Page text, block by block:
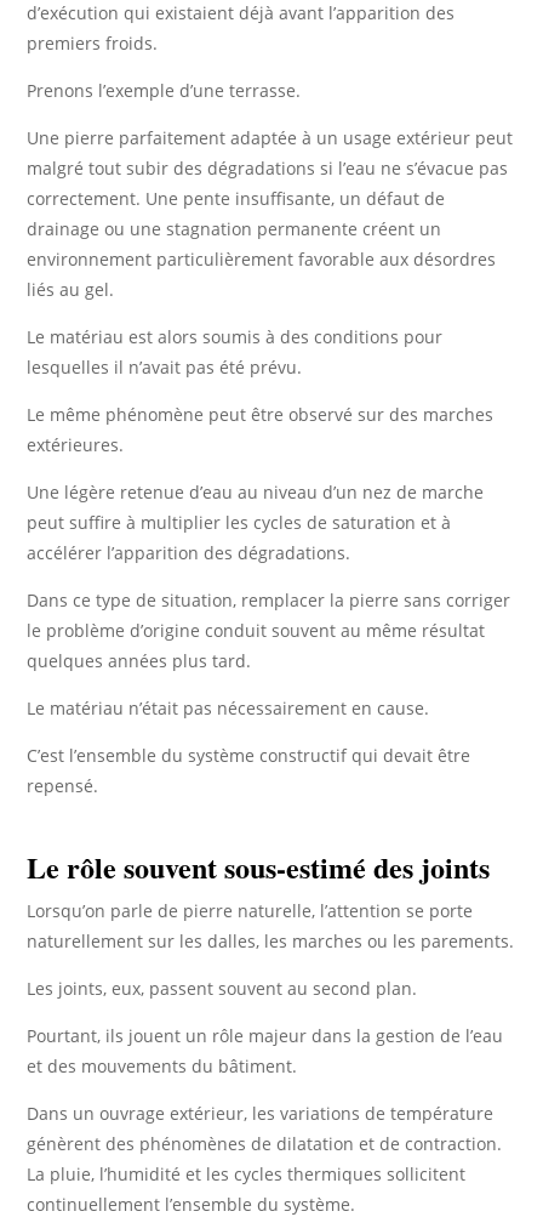
d’exécution qui existaient déjà avant l’apparition des
premiers froids.
Prenons l’exemple d’une terrasse.
Une pierre parfaitement adaptée à un usage extérieur peut
malgré tout subir des dégradations si l’eau ne s’évacue pas
correctement. Une pente insuffisante, un défaut de
drainage ou une stagnation permanente créent un
environnement particulièrement favorable aux désordres
liés au gel.
Le matériau est alors soumis à des conditions pour
lesquelles il n’avait pas été prévu.
Le même phénomène peut être observé sur des marches
extérieures.
Une légère retenue d’eau au niveau d’un nez de marche
peut suffire à multiplier les cycles de saturation et à
accélérer l’apparition des dégradations.
Dans ce type de situation, remplacer la pierre sans corriger
le problème d’origine conduit souvent au même résultat
quelques années plus tard.
Le matériau n’était pas nécessairement en cause.
C’est l’ensemble du système constructif qui devait être
repensé.
Le rôle souvent sous-estimé des joints
Lorsqu’on parle de pierre naturelle, l’attention se porte
naturellement sur les dalles, les marches ou les parements.
Les joints, eux, passent souvent au second plan.
Pourtant, ils jouent un rôle majeur dans la gestion de l’eau
et des mouvements du bâtiment.
Dans un ouvrage extérieur, les variations de température
génèrent des phénomènes de dilatation et de contraction.
La pluie, l’humidité et les cycles thermiques sollicitent
continuellement l’ensemble du système.